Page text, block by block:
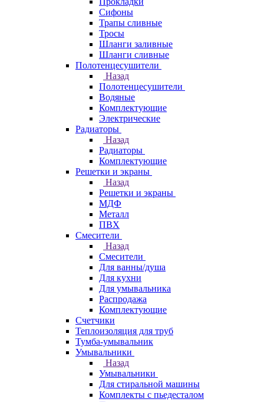
Сифоны
Трапы сливные
Тросы
Шланги заливные
Шланги сливные
Полотенцесушители
Назад
Полотенцесушители
Водяные
Комплектующие
Электрические
Радиаторы
Назад
Радиаторы
Комплектующие
Решетки и экраны
Назад
Решетки и экраны
МДФ
Металл
ПВХ
Смесители
Назад
Смесители
Для ванны/душа
Для кухни
Для умывальника
Распродажа
Комплектующие
Счетчики
Теплоизоляция для труб
Тумба-умывальник
Умывальники
Назад
Умывальники
Для стиральной машины
Комплекты с пьедесталом